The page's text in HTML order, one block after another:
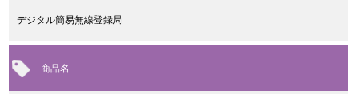
デジタル簡易無線登録局
商品名